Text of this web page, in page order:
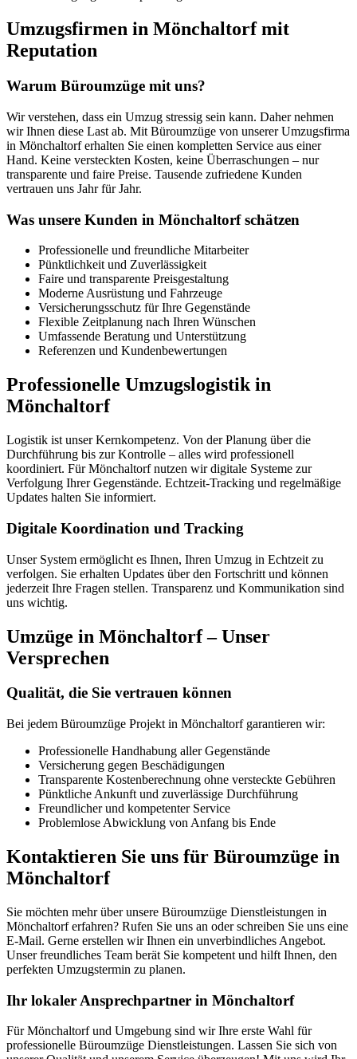
Umzugsfirmen in Mönchaltorf mit
Reputation
Warum Büroumzüge mit uns?
Wir verstehen, dass ein Umzug stressig sein kann. Daher nehmen
wir Ihnen diese Last ab. Mit Büroumzüge von unserer Umzugsfirma
in Mönchaltorf erhalten Sie einen kompletten Service aus einer
Hand. Keine versteckten Kosten, keine Überraschungen – nur
transparente und faire Preise. Tausende zufriedene Kunden
vertrauen uns Jahr für Jahr.
Was unsere Kunden in Mönchaltorf schätzen
Professionelle und freundliche Mitarbeiter
Pünktlichkeit und Zuverlässigkeit
Faire und transparente Preisgestaltung
Moderne Ausrüstung und Fahrzeuge
Versicherungsschutz für Ihre Gegenstände
Flexible Zeitplanung nach Ihren Wünschen
Umfassende Beratung und Unterstützung
Referenzen und Kundenbewertungen
Professionelle Umzugslogistik in
Mönchaltorf
Logistik ist unser Kernkompetenz. Von der Planung über die
Durchführung bis zur Kontrolle – alles wird professionell
koordiniert. Für Mönchaltorf nutzen wir digitale Systeme zur
Verfolgung Ihrer Gegenstände. Echtzeit-Tracking und regelmäßige
Updates halten Sie informiert.
Digitale Koordination und Tracking
Unser System ermöglicht es Ihnen, Ihren Umzug in Echtzeit zu
verfolgen. Sie erhalten Updates über den Fortschritt und können
jederzeit Ihre Fragen stellen. Transparenz und Kommunikation sind
uns wichtig.
Umzüge in Mönchaltorf – Unser
Versprechen
Qualität, die Sie vertrauen können
Bei jedem Büroumzüge Projekt in Mönchaltorf garantieren wir:
Professionelle Handhabung aller Gegenstände
Versicherung gegen Beschädigungen
Transparente Kostenberechnung ohne versteckte Gebühren
Pünktliche Ankunft und zuverlässige Durchführung
Freundlicher und kompetenter Service
Problemlose Abwicklung von Anfang bis Ende
Kontaktieren Sie uns für Büroumzüge in
Mönchaltorf
Sie möchten mehr über unsere Büroumzüge Dienstleistungen in
Mönchaltorf erfahren? Rufen Sie uns an oder schreiben Sie uns eine
E-Mail. Gerne erstellen wir Ihnen ein unverbindliches Angebot.
Unser freundliches Team berät Sie kompetent und hilft Ihnen, den
perfekten Umzugstermin zu planen.
Ihr lokaler Ansprechpartner in Mönchaltorf
Für Mönchaltorf und Umgebung sind wir Ihre erste Wahl für
professionelle Büroumzüge Dienstleistungen. Lassen Sie sich von